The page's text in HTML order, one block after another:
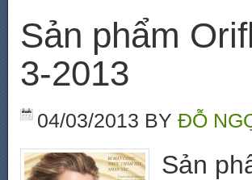
Sản phẩm
3-2013
04/03/2013 BY ĐỖ
Sản